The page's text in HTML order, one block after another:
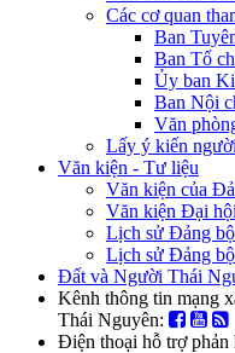
Các cơ quan
Ban
Ban Tổ
Ủy ban
Ban Nội
Văn
Lấy ý kiến
Văn kiện - Tư liệu
Văn kiện của
Văn kiện Đại
Lịch sử Đảng
Lịch sử Đảng
Đất và Người Thái
Kênh thông tin mạng
Thái Nguyên:
Điện thoại hỗ trợ phản